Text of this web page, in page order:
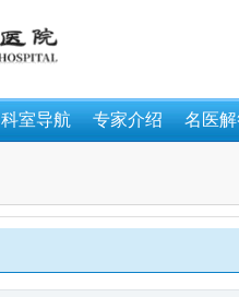
科室导航 专家介绍 名医